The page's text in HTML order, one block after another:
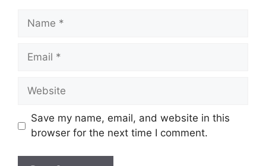
Name
Email
Website
Save my name, email, and website in this
browser for the next time I comment.